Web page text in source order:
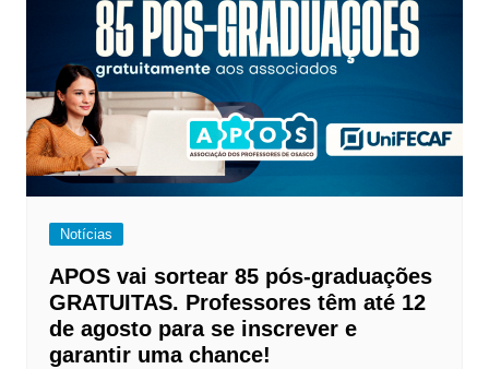
Notícias
APOS vai sortear 85 pós-graduações
GRATUITAS. Professores têm até 12
de agosto para se inscrever e
garantir uma chance!